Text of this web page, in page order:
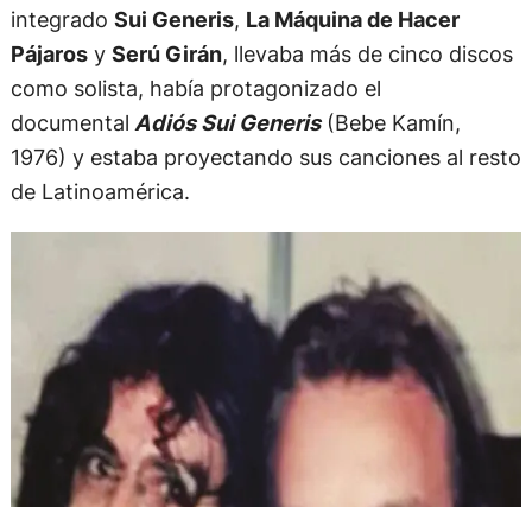
integrado Sui Generis, La Máquina de Hacer
Pájarosy Serú Girán, llevaba más de cinco discos
como solista, había protagonizado el
documental Adiós Sui Generis(Bebe Kamín,
1976) y estaba proyectando sus canciones al resto
de Latinoamérica.